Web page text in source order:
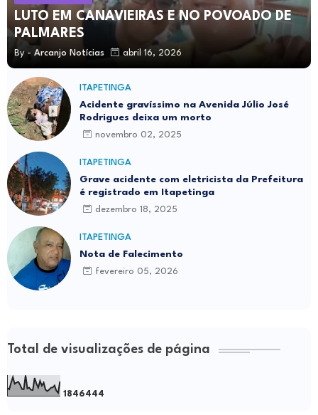
LUTO EM CANAVIEIRAS E NO POVOADO DE
PALMARES
By - Arcanjo Notícias abril 16, 2026
ITAPETINGA
Acidente gravíssimo na Avenida Júlio José
Rodrigues deixa um morto
novembro 02, 2025
ITAPETINGA
Grave acidente com eletricista da Prefeitura
é registrado em Itapetinga
dezembro 18, 2025
ITAPETINGA
Nota de Falecimento
fevereiro 05, 2026
Total de visualizações de página
1 846444